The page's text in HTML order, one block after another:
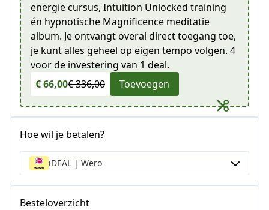
energie cursus, Intuition Unlocked training
én hypnotische Magnificence meditatie
album. Je ontvangt overal direct toegang toe,
je kunt alles geheel op eigen tempo volgen. 4
voor de investering van 1 deal.
€ 66,00€ 336,00 Toevoegen
Hoe wil je betalen?
iDEAL | Wero
Besteloverzicht